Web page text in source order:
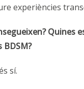
experiències
Quines
sí.